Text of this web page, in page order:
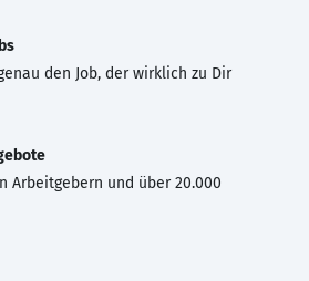
den Job, der wirklich zu Dir
Arbeitgebern und über 20.000